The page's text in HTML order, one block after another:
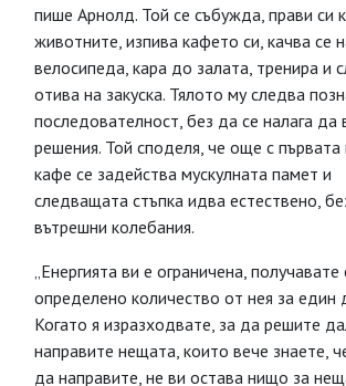
пише Арнолд. Той се събужда, прави си
животните, изпива кафето си, качва се
велосипеда, кара до залата, тренира и
отива на закуска. Тялото му следва
последователност, без да се налага да
решения. Той споделя, че още с първата
кафе се задейства мускулната памет и
следващата стъпка идва естествено,
вътрешни колебания.
„Енергията ви е ограничена, получавате
определено количество от нея за един
Когато я изразходвате, за да решите
направите нещата, които вече знаете,
да направите, не ви остава нищо за